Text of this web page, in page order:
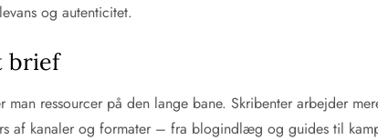
og autenticitet.
brief
ressourcer på den lange bane. Skribenter arbejder
af kanaler og formater – fra blogindlæg og guides til